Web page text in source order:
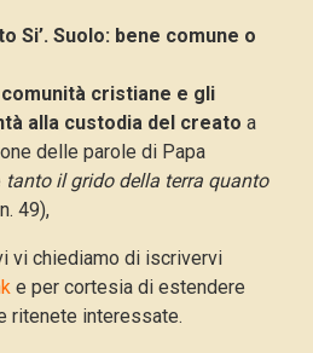
Si’. Suolo: bene comune o
cristiane e gli
alla custodia del creato a
delle parole di Papa
tanto il grido della terra quanto
49),
vi chiediamo di iscrivervi
e per cortesia di estendere
ritenete interessate.